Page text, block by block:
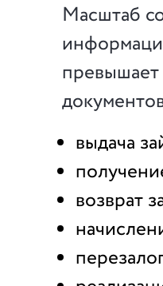
Масштаб
превышает
выдача
возврат